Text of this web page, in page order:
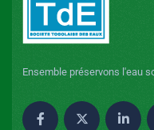
Ensemble préservons l'eau